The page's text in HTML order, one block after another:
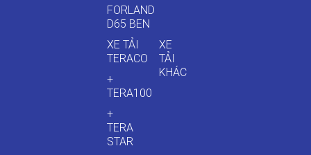
FORLAND
D65 BEN
XE TẢI
TERACO
+
TERA100
+
TERA
STAR
XE
TẢI
KHÁC